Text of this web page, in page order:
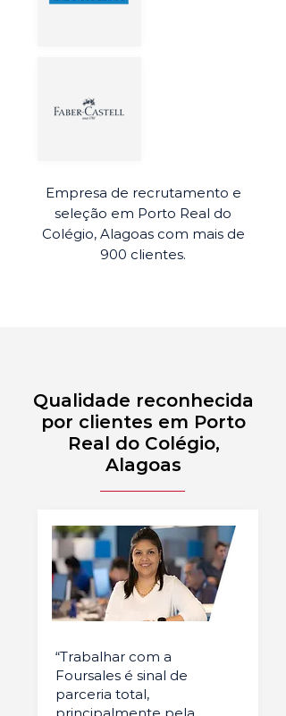
Empresa de recrutamento e
seleção em Porto Real do
Colégio, Alagoas com mais de
900 clientes.
Qualidade reconhecida
por clientes em Porto
Real do Colégio,
Alagoas
“Trabalhar com a
Foursales é sinal de
parceria total,